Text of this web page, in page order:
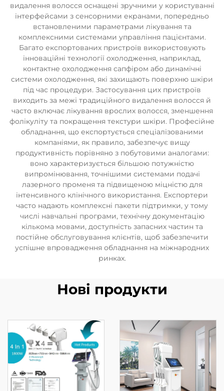
видалення волосся оснащені зручними у користуванні
інтерфейсами з сенсорними екранами, попередньо
встановленими параметрами лікування та
комплексними системами управління пацієнтами.
Багато експортованих пристроїв використовують
інноваційні технології охолодження, наприклад,
контактне охолодження сапфіром або динамічні
системи охолодження, які захищають поверхню шкіри
під час процедури. Застосування цих пристроїв
виходить за межі традиційного видалення волосся й
часто включає лікування врослих волосся, зменшення
фолікуліту та покращення текстури шкіри. Професійне
обладнання, що експортується спеціалізованими
компаніями, як правило, забезпечує вищу
продуктивність порівняно з побутовими аналогами:
воно характеризується більшою потужністю
випромінювання, точнішими системами подачі
лазерного променя та підвищеною міцністю для
інтенсивного клінічного використання. Експортери
часто надають комплексні пакети підтримки, у тому
числі навчальні програми, технічну документацію
кількома мовами, доступність запасних частин та
постійне обслуговування клієнтів, щоб забезпечити
успішне впровадження обладнання на міжнародних
ринках.
Нові продукти